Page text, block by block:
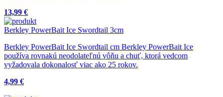
13,99 €
Berkley PowerBait Ice Swordtail 3cm
Berkley PowerBait Ice Swordtail cm Berkley PowerBait Ice
používa rovnakú neodolateľnú vôňu a chuť, ktorá vedcom
vyžadovala dokonalosť viac ako 25 rokov.
4,99 €